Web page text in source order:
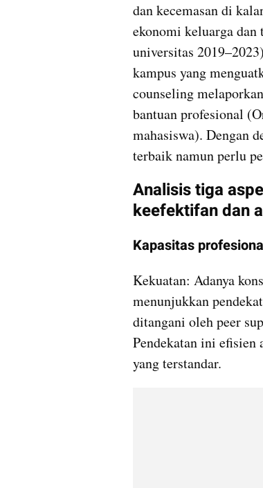
dan kecemasan di
ekonomi keluarga
universitas
kampus yang
counseling
bantuan profesional
mahasiswa). Dengan
terbaik namun perlu
Analisis tiga
keefektifan dan
Kapasitas
Kekuatan: Adanya
menunjukkan
ditangani oleh peer
Pendekatan ini efisien
yang terstandar.